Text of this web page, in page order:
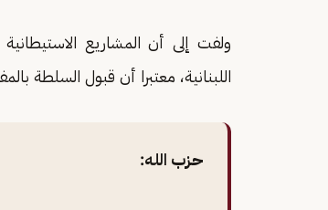
ولفت إلى أن المشاريع الاستيطانية
اللبنانية، معتبرا أن قبول السلطة
حزب الله: